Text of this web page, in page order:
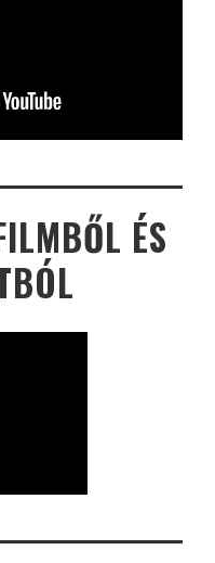
ÉS